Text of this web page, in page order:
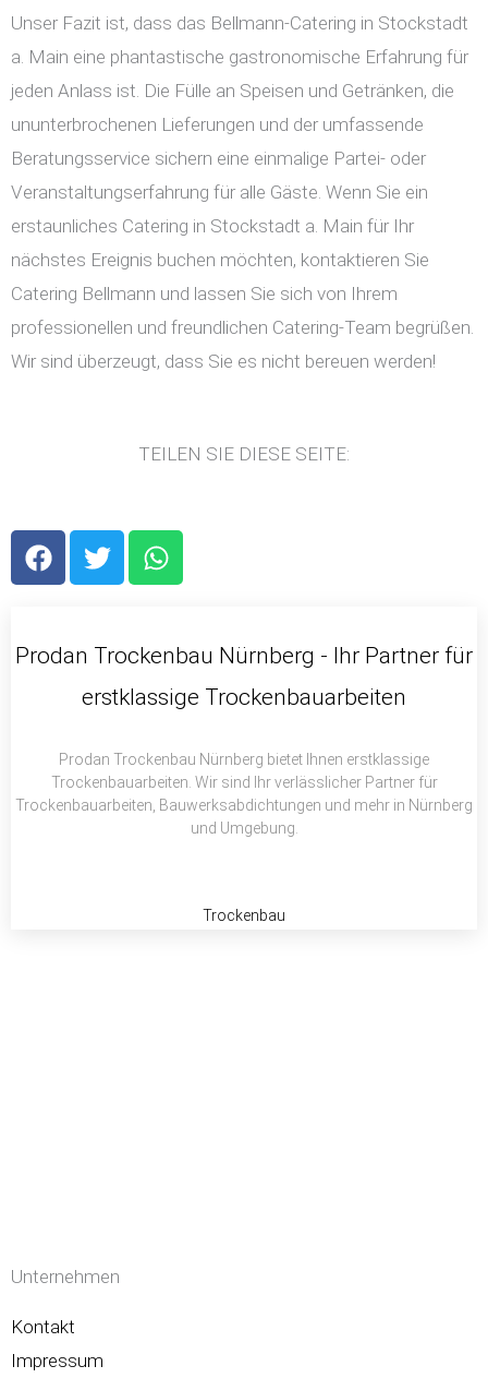
Unser Fazit ist, dass das Bellmann-Catering in Stockstadt
a. Main eine phantastische gastronomische Erfahrung für
jeden Anlass ist. Die Fülle an Speisen und Getränken, die
ununterbrochenen Lieferungen und der umfassende
Beratungsservice sichern eine einmalige Partei- oder
Veranstaltungserfahrung für alle Gäste. Wenn Sie ein
erstaunliches Catering in Stockstadt a. Main für Ihr
nächstes Ereignis buchen möchten, kontaktieren Sie
Catering Bellmann und lassen Sie sich von Ihrem
professionellen und freundlichen Catering-Team begrüßen.
Wir sind überzeugt, dass Sie es nicht bereuen werden!
TEILEN SIE DIESE SEITE:
F
a
b
T
w
t
r
W
h
s
p
Prodan Trockenbau Nürnberg - Ihr Partner für
erstklassige Trockenbauarbeiten
Prodan Trockenbau Nürnberg bietet Ihnen erstklassige
Trockenbauarbeiten. Wir sind Ihr verlässlicher Partner für
Trockenbauarbeiten, Bauwerksabdichtungen und mehr in Nürnberg
und Umgebung.
Trockenbau
Unternehmen
Kontakt
Impressum